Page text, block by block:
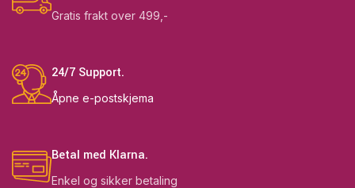
Gratis frakt over 499,-
24/7 Support.
Åpne e-postskjema
Betal med Klarna.
Enkel og sikker betaling